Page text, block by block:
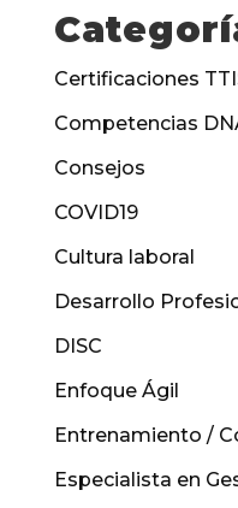
Certificaciones
Competencias
Consejos
COVID19
Cultura laboral
Desarrollo
DISC
Enfoque Ágil
Entrenamiento /
Especialista en